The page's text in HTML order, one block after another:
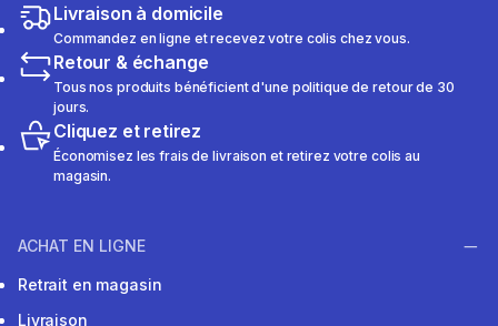
Livraison à domicile
Commandez en ligne et recevez votre colis chez vous.
Retour & échange
Tous nos produits bénéficient d'une politique de retour de 30
jours.
Cliquez et retirez
Économisez les frais de livraison et retirez votre colis au
magasin.
ACHAT EN LIGNE
Retrait en magasin
Livraison